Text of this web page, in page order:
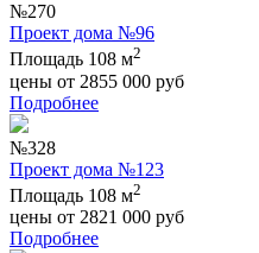
№270
Проект дома №96
Площадь 108 м2
цены от 2855 000 руб
Подробнее
№328
Проект дома №123
Площадь 108 м2
цены от 2821 000 руб
Подробнее